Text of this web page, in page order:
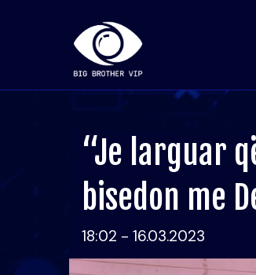
“Je larguar
bisedon me
18:02 - 16.03.2023